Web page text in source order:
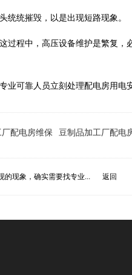
统统摧毁，以是出现短路现象。
过程中，高压设备维护是繁复，
专业可靠人员立刻处理配电房用电
配电房维保 豆制品加工厂配电
的现象，确实需要找专业... 返回